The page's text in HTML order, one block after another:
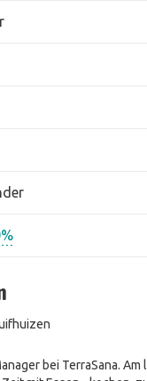
bei TerraSana. Am